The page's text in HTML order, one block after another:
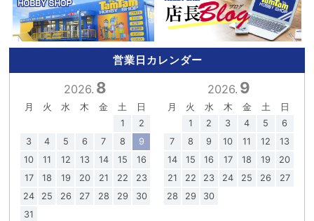
営業日カレンダー
2026. 8
月 火 水 木 金 土
日
1
2
3
4 5 6 7 8
9
10
11 12 13 14 15
16
17
18 19 20 21 22
23
24
25 26 27 28 29
30
31
2026. 9
月 火 水 木 金 土
日
1
2 3 4 5
6
7
8 9 10 11 12
13
14
15 16 17 18 19
20
21
22 23 24 25 26
27
28
29 30